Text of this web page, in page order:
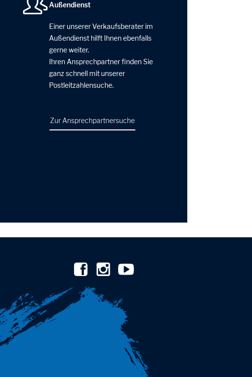
Außendienst
Einer unserer Verkaufsberater im
Außendienst hilft Ihnen ebenfalls
gerne weiter.
Ihren Ansprechpartner finden Sie
ganz schnell mit unserer
Postleitzahlensuche.
Zur Ansprechpartnersuche